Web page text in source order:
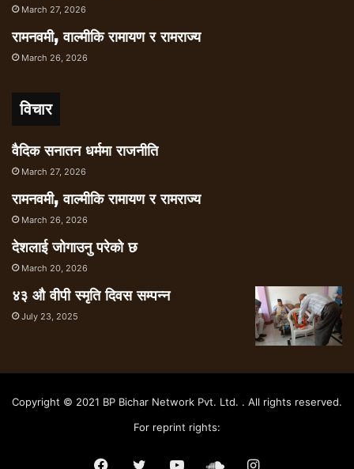
March 27, 2026
रामनवमी, वाल्मीकि रामायण र रामराज्य
March 26, 2026
विचार
वैदिक सनातन धर्ममा राजनीति
March 27, 2026
रामनवमी, वाल्मीकि रामायण र रामराज्य
March 26, 2026
देशलाई जोगाउनु परेको छ
March 20, 2026
४३ औ वीपी स्मृति दिवस सम्पन्न
July 23, 2025
Copyright © 2021 BP Bichar Network Pvt. Ltd. . All rights reserved.
For reprint rights:
Facebook
TwitterYouTubeSoundCloud
Instagram